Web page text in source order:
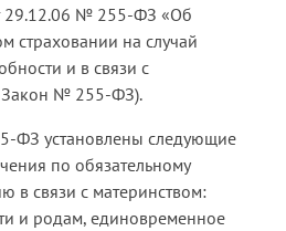
29.12.06 № 255-ФЗ «Об
страховании на случай
и в связи с
Закон № 255-ФЗ).
ФЗ установлены следующие
по обязательному
в связи с материнством:
и родам, единовременное